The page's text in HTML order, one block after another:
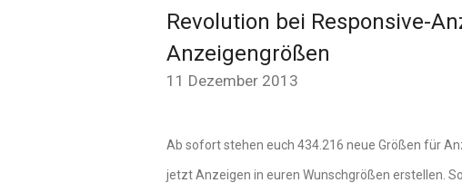
Revolution bei Responsive-
Anzeigengrößen
11 Dezember 2013
Ab sofort stehen euch 434.216 neue Größen für
jetzt Anzeigen in euren Wunschgrößen erstellen.